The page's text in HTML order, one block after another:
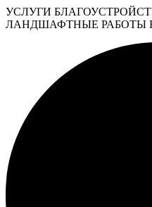
УСЛУГИ
ЛАНДШАФТНЫЕ РАБОТЫ В